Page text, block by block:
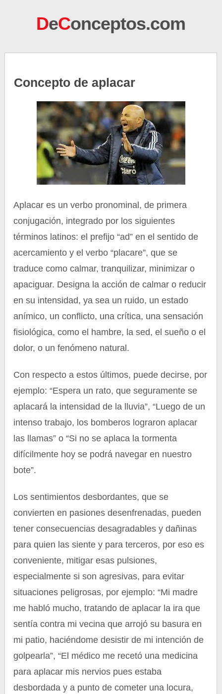
DeConceptos.com
Concepto de aplacar
Aplacar es un verbo pronominal, de primera
conjugación, integrado por los siguientes
términos latinos: el prefijo “ad” en el sentido de
acercamiento y el verbo “placare”, que se
traduce como calmar, tranquilizar, minimizar o
apaciguar. Designa la acción de calmar o reducir
en su intensidad, ya sea un ruido, un estado
anímico, un conflicto, una crítica, una sensación
fisiológica, como el hambre, la sed, el sueño o el
dolor, o un fenómeno natural.
Con respecto a estos últimos, puede decirse, por
ejemplo: “Espera un rato, que seguramente se
aplacará la intensidad de la lluvia”, “Luego de un
intenso trabajo, los bomberos lograron aplacar
las llamas” o “Si no se aplaca la tormenta
difícilmente hoy se podrá navegar en nuestro
bote”.
Los sentimientos desbordantes, que se
convierten en pasiones desenfrenadas, pueden
tener consecuencias desagradables y dañinas
para quien las siente y para terceros, por eso es
conveniente, mitigar esas pulsiones,
especialmente si son agresivas, para evitar
situaciones peligrosas, por ejemplo: “Mi madre
me habló mucho, tratando de aplacar la ira que
sentía contra mi vecina que arrojó su basura en
mi patio, haciéndome desistir de mi intención de
golpearla”, “El médico me recetó una medicina
para aplacar mis nervios pues estaba
desbordada y a punto de cometer una locura,